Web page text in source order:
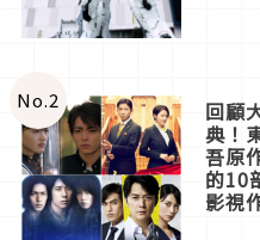
體驗
No.2 回顧
典！
吾原
的10
影視